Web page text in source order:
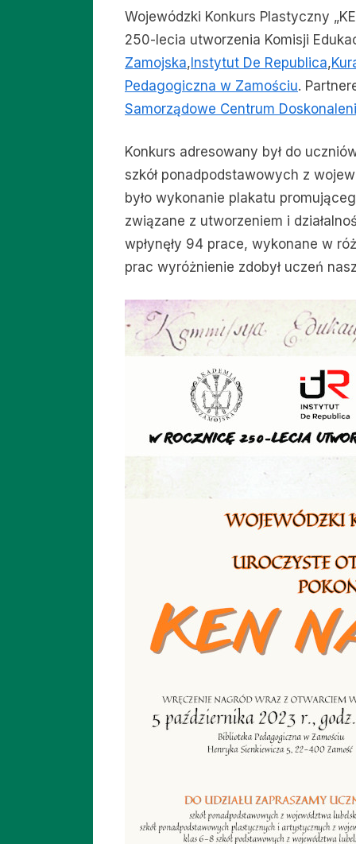
Wojewódzki Konkurs Plastyczny
250-lecia utworzenia Komisji
Zamojska,Instytut De Republica,
Pedagogiczna w Zamościu.
Samorządowe Centrum
Konkurs adresowany był do
szkół ponadpodstawowych z
było wykonanie plakatu
związane z utworzeniem i
wpłynęły 94 prace, wykonane w
prac wyróżnienie zdobył uczeń